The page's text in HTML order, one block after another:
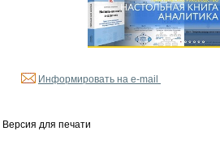
Информировать на e-mail
Версия для печати